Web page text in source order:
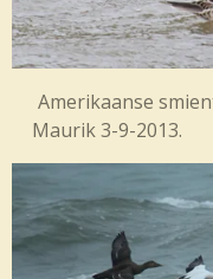
Amerikaanse
Maurik